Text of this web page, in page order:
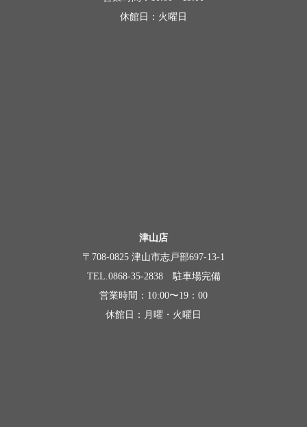
休館日：火曜日
津山店
〒708-0825 津山市志戸部697-13-1
TEL.0868-35-2838 駐車場完備
営業時間：10:00〜19：00
休館日：月曜・火曜日